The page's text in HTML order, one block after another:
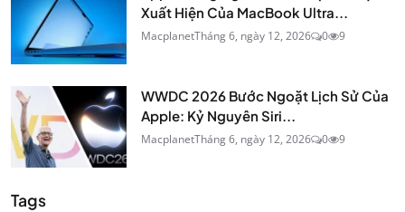
Xuất Hiện Của MacBook Ultra...
MacplanetTháng 6, ngày 12, 2026 0 9
WWDC 2026 Bước Ngoặt Lịch Sử Của
Apple: Kỷ Nguyên Siri...
MacplanetTháng 6, ngày 12, 2026 0 9
Tags